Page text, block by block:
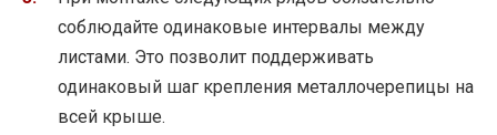
соблюдайте одинаковые интервалы между
листами. Это позволит поддерживать
одинаковый шаг крепления металлочерепицы на
всей крыше.